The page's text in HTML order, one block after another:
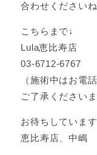
合わせくださいね
こちらまで↓
Lula恵比寿店
03-6712-6767
（施術中はお電
ご了承くださいま
お待ちしていま
恵比寿店、中嶋